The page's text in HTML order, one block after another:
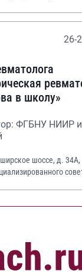
26-
в школу»
ФГБНУ НИИР
шоссе, д.